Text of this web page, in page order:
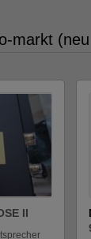
markt
II